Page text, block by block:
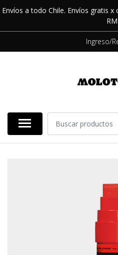
Envíos a todo Chile. Envíos gratis
RM
Ingreso/